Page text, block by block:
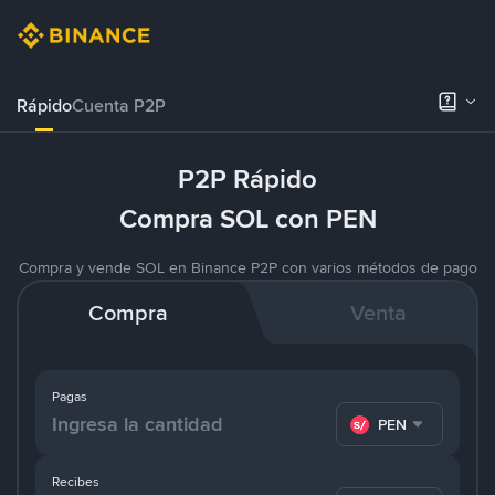
RápidoCuenta P2P
P2P Rápido
Compra SOL con PEN
Compra y vende SOL en Binance P2P con varios métodos de pago
Compra Venta
Pagas
PEN
Recibes